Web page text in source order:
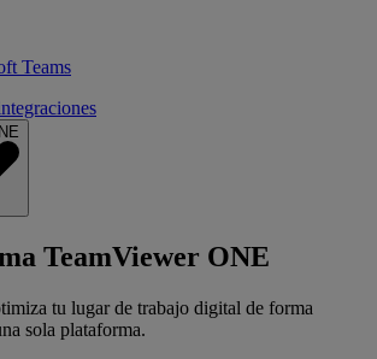
Teams
TeamViewer ONE
tu lugar de trabajo digital de forma
sola plataforma.